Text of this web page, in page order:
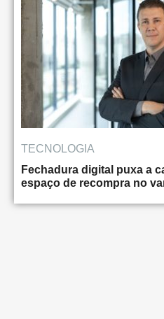
TECNOLOGIA
Fechadura digital puxa a
espaço de recompra no